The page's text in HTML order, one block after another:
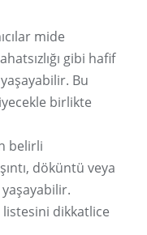
mide
gibi hafif
Bu
birlikte
belirli
döküntü veya
dikkatlice